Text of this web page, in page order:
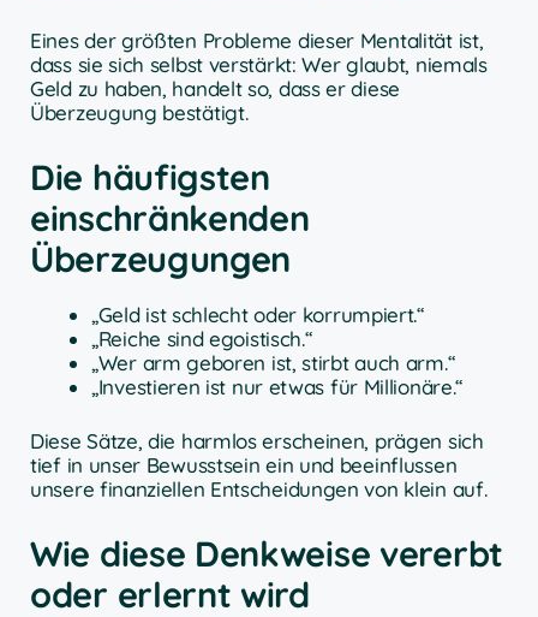
Eines der größten Probleme dieser Mentalität ist,
dass sie sich selbst verstärkt: Wer glaubt, niemals
Geld zu haben, handelt so, dass er diese
Überzeugung bestätigt.
Die häufigsten
einschränkenden
Überzeugungen
„Geld ist schlecht oder korrumpiert.“
„Reiche sind egoistisch.“
„Wer arm geboren ist, stirbt auch arm.“
„Investieren ist nur etwas für Millionäre.“
Diese Sätze, die harmlos erscheinen, prägen sich
tief in unser Bewusstsein ein und beeinflussen
unsere finanziellen Entscheidungen von klein auf.
Wie diese Denkweise vererbt
oder erlernt wird